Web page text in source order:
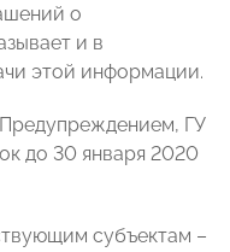
о
и в
этой информации.
ГУ
до 30 января 2020
субъектам –